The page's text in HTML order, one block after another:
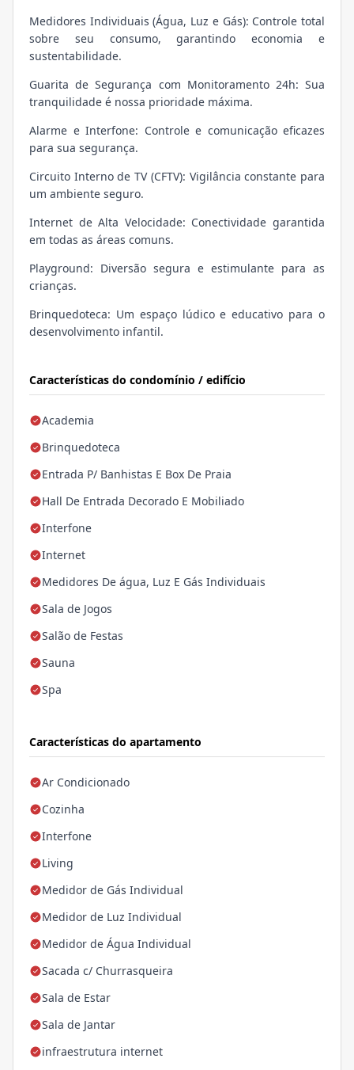
Características do condomínio / edifício
Academia
Brinquedoteca
Entrada P/ Banhistas E Box De Praia
Hall De Entrada Decorado E Mobiliado
Interfone
Internet
Medidores De água, Luz E Gás Individuais
Sala de Jogos
Salão de Festas
Sauna
Spa
Características do apartamento
Ar Condicionado
Cozinha
Interfone
Living
Medidor de Gás Individual
Medidor de Luz Individual
Medidor de Água Individual
Sacada c/ Churrasqueira
Sala de Estar
Sala de Jantar
infraestrutura internet
Medidores Individuais (Água, Luz e Gás): Controle total
sobre seu consumo, garantindo economia e
sustentabilidade.
Guarita de Segurança com Monitoramento 24h: Sua
tranquilidade é nossa prioridade máxima.
Alarme e Interfone: Controle e comunicação eficazes
para sua segurança.
Circuito Interno de TV (CFTV): Vigilância constante para
um ambiente seguro.
Internet de Alta Velocidade: Conectividade garantida
em todas as áreas comuns.
Playground: Diversão segura e estimulante para as
crianças.
Brinquedoteca: Um espaço lúdico e educativo para o
desenvolvimento infantil.